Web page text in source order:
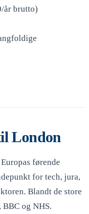
år brutto)
London
førende
for tech, jura,
Blandt de store
og NHS.